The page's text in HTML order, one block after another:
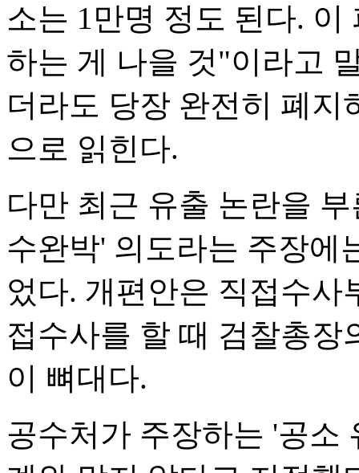
소는 1만명 정도 된다.
하는 게 나을 것"이라고
더라도 당장 완전히 폐
으로 읽힌다.
다만 최근 유출 논란을
수완박' 의도라는 주장에
었다. 개편안은 직접수사
접수사를 할 때 검찰총장
이 뼈대다.
공수처가 주장하는 '공소